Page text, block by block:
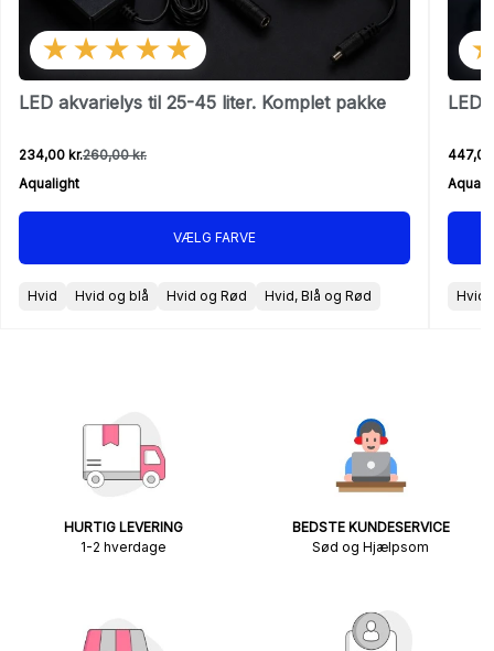
★★★★★
LED akvarielys til 25-45 liter. Komplet pakke
234,00 kr.260,00 kr.
Aqualight
VÆLG FARVE
Hvid Hvid og blå Hvid og Rød Hvid, Blå og Rød
LED
Hvid
HURTIG LEVERING
1-2 hverdage
BEDSTE KUNDESERVICE
Sød og Hjælpsom